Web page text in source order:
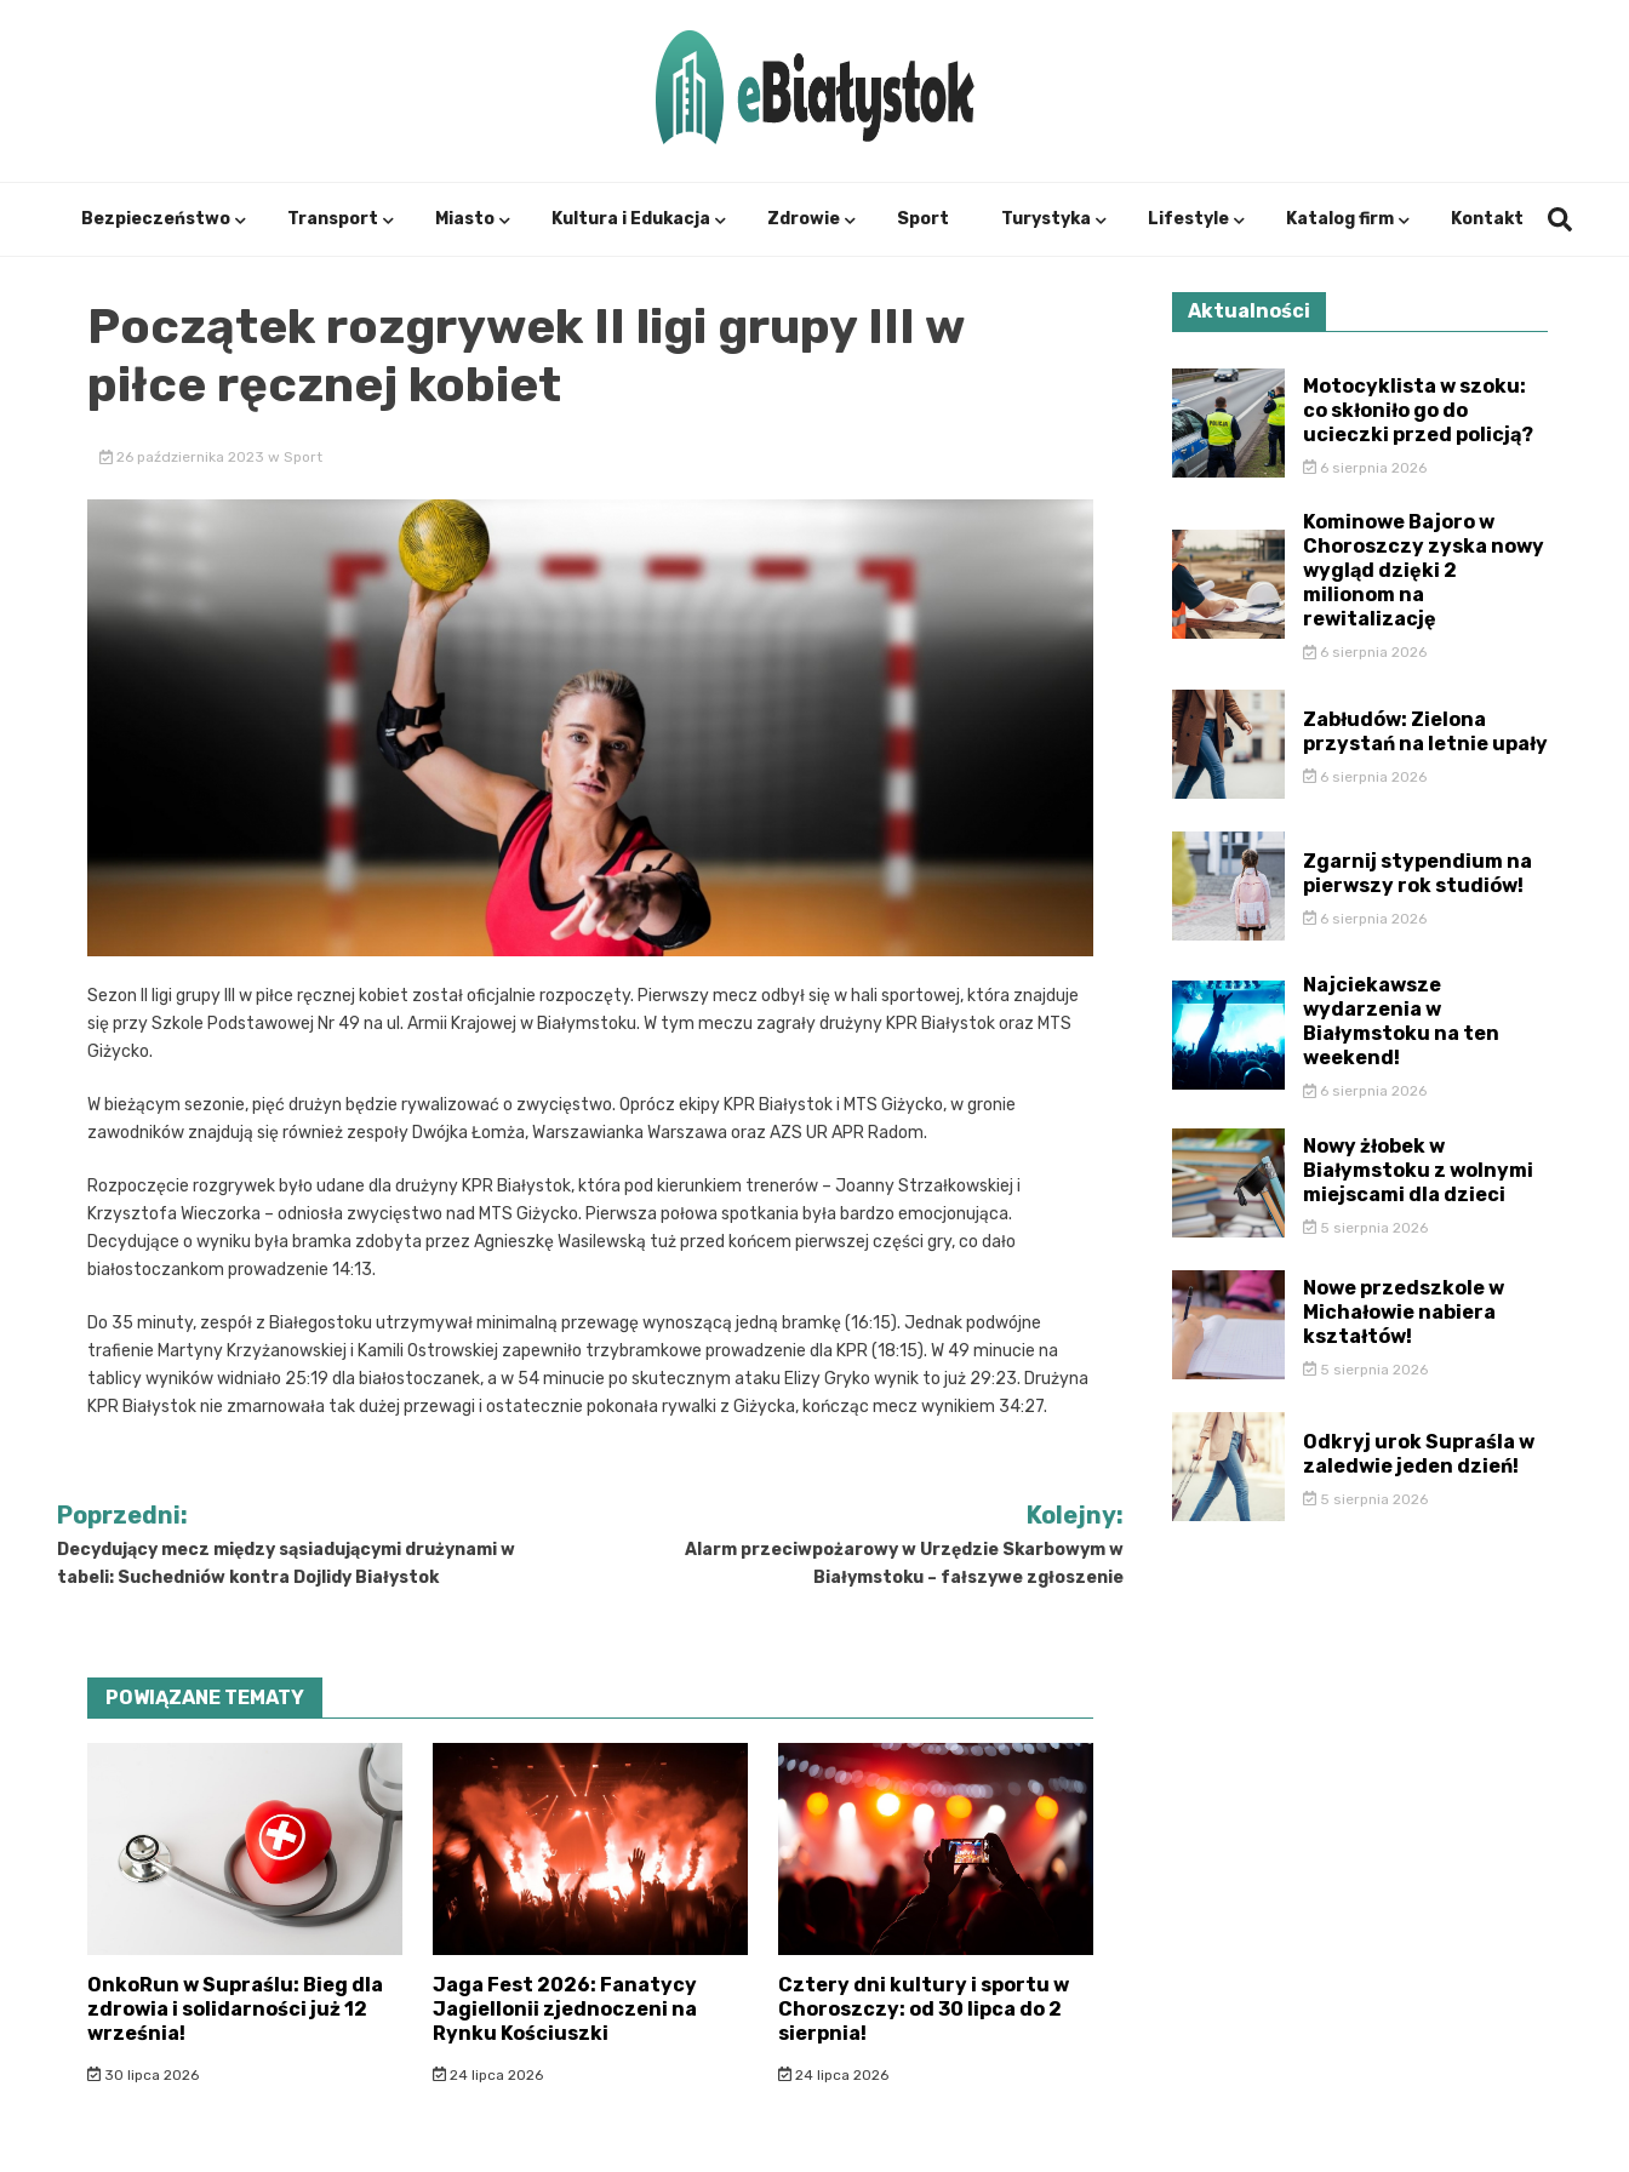
Bezpieczeństwo Transport Miasto Kultura i Edukacja Zdrowie Sport Turystyka Lifestyle Katalog firm Kontakt
Początek rozgrywek II ligi grupy III w
piłce ręcznej kobiet
26 października 2023 w Sport
Sezon II ligi grupy III w piłce ręcznej kobiet został oficjalnie rozpoczęty. Pierwszy mecz odbył się w hali sportowej, która znajduje
się przy Szkole Podstawowej Nr 49 na ul. Armii Krajowej w Białymstoku. W tym meczu zagrały drużyny KPR Białystok oraz MTS
Giżycko.
W bieżącym sezonie, pięć drużyn będzie rywalizować o zwycięstwo. Oprócz ekipy KPR Białystok i MTS Giżycko, w gronie
zawodników znajdują się również zespoły Dwójka Łomża, Warszawianka Warszawa oraz AZS UR APR Radom.
Rozpoczęcie rozgrywek było udane dla drużyny KPR Białystok, która pod kierunkiem trenerów – Joanny Strzałkowskiej i
Krzysztofa Wieczorka – odniosła zwycięstwo nad MTS Giżycko. Pierwsza połowa spotkania była bardzo emocjonująca.
Decydujące o wyniku była bramka zdobyta przez Agnieszkę Wasilewską tuż przed końcem pierwszej części gry, co dało
białostoczankom prowadzenie 14:13.
Do 35 minuty, zespół z Białegostoku utrzymywał minimalną przewagę wynoszącą jedną bramkę (16:15). Jednak podwójne
trafienie Martyny Krzyżanowskiej i Kamili Ostrowskiej zapewniło trzybramkowe prowadzenie dla KPR (18:15). W 49 minucie na
tablicy wyników widniało 25:19 dla białostoczanek, a w 54 minucie po skutecznym ataku Elizy Gryko wynik to już 29:23. Drużyna
KPR Białystok nie zmarnowała tak dużej przewagi i ostatecznie pokonała rywalki z Giżycka, kończąc mecz wynikiem 34:27.
Nawigacja
wpisu
Poprzedni:
Decydujący mecz między sąsiadującymi drużynami w
tabeli: Suchedniów kontra Dojlidy Białystok
Kolejny:
Alarm przeciwpożarowy w Urzędzie Skarbowym w
Białymstoku – fałszywe zgłoszenie
POWIĄZANE TEMATY
OnkoRun w Supraślu: Bieg dla
zdrowia i solidarności już 12
września!
30 lipca 2026
Jaga Fest 2026: Fanatycy
Jagiellonii zjednoczeni na
Rynku Kościuszki
24 lipca 2026
Cztery dni kultury i sportu w
Choroszczy: od 30 lipca do 2
sierpnia!
24 lipca 2026
Aktualności
Motocyklista w szoku:
co skłoniło go do
ucieczki przed policją?
6 sierpnia 2026
Kominowe Bajoro w
Choroszczy zyska nowy
wygląd dzięki 2
milionom na
rewitalizację
6 sierpnia 2026
Zabłudów: Zielona
przystań na letnie upały
6 sierpnia 2026
Zgarnij stypendium na
pierwszy rok studiów!
6 sierpnia 2026
Najciekawsze
wydarzenia w
Białymstoku na ten
weekend!
6 sierpnia 2026
Nowy żłobek w
Białymstoku z wolnymi
miejscami dla dzieci
5 sierpnia 2026
Nowe przedszkole w
Michałowie nabiera
kształtów!
5 sierpnia 2026
Odkryj urok Supraśla w
zaledwie jeden dzień!
5 sierpnia 2026